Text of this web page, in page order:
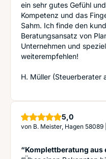
ein sehr gutes Gefühl
Kompetenz und das
Sahm. Ich finde den
Beratungsansatz von
Unternehmen und
weiterempfehlen!
H. Müller (Steuerberater
5,0Sterne
von B. Meister, Hagen 58089
“Komplettberatung aus